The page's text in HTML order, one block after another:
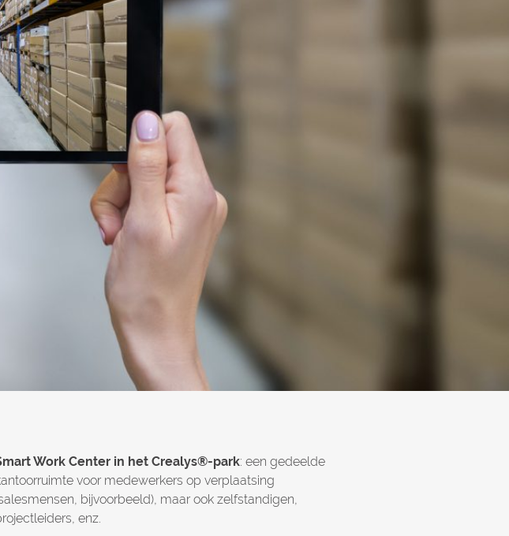
Work Center in het Crealys®-park: een gedeelde
voor medewerkers op verplaatsing
bijvoorbeeld), maar ook zelfstandigen,
enz.